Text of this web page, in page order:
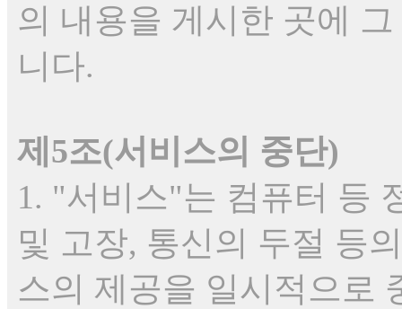
의 내용을 게시한 곳에
니다.
제5조(서비스의 중단)
1. "서비스"는 컴퓨터 등
및 고장, 통신의 두절 등
스의 제공을 일시적으로